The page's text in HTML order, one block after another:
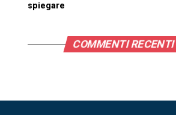
spiegare
COMMENTI RECENTI